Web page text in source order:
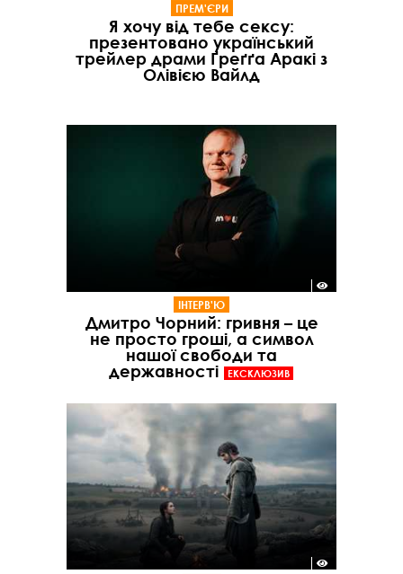
ПРЕМ'ЄРИ
Я хочу від тебе сексу:
презентовано український
трейлер драми Ґреґґа Аракі з
Олівією Вайлд
ІНТЕРВ'Ю
Дмитро Чорний: гривня – це
не просто гроші, а символ
нашої свободи та
державності
ЕКСКЛЮЗИВ